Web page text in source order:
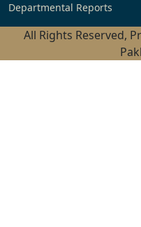
Departmental Reports
All Rights Reserved,